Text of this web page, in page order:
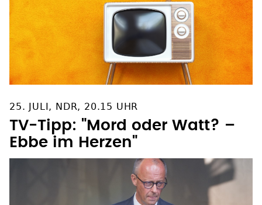
25. JULI, NDR, 20.15 UHR
TV-Tipp: "Mord oder Watt? –
Ebbe im Herzen"